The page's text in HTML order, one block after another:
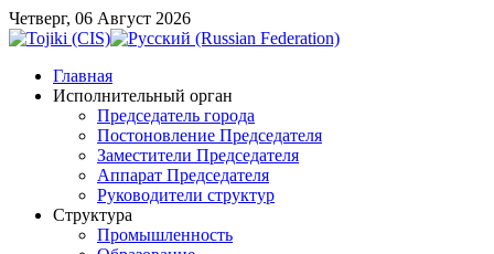
Четверг, 06 Август 2026
Главная
Исполнительный орган
Председатель города
Постоновление Председателя
Заместители Председателя
Аппарат Председателя
Руководители структур
Структура
Промышленность